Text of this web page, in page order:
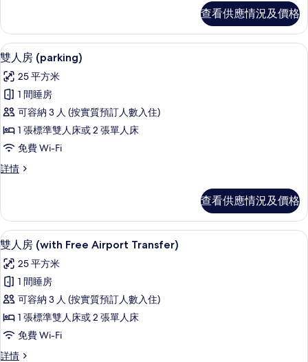
free
airport
transfer)
的
相
片
sofabed
free
airport
transfer)
詳
查看供應情況及價格
載
入
所
有
雙
人
房
(parking)
相
片
高級寢具、羽絨被、記憶棉床墊、迷你
8
雙人房 (parking)
25 平方米
1 間睡房
可容納 3 人 (按實質預訂人數入住)
1 張標準雙人床或 2 張單人床
免費 Wi-Fi
詳情
雙
詳
情
查看供應情況及價格
載
入
所
有
雙
人
房
高級寢具、羽絨被、記憶棉床墊、迷你
10
雙人房 (with Free Airport Transfer)
25 平方米
1 間睡房
可容納 3 人 (按實質預訂人數入住)
1 張標準雙人床或 2 張單人床
免費 Wi-Fi
詳情
雙